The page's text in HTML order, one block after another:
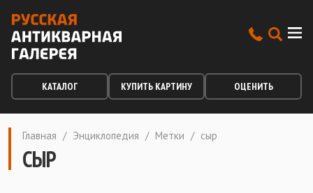
КАТАЛОГ КУПИТЬ КАРТИНУ ОЦЕНИТЬ
Главная / Энциклопедия / Метки / сыр
СЫР